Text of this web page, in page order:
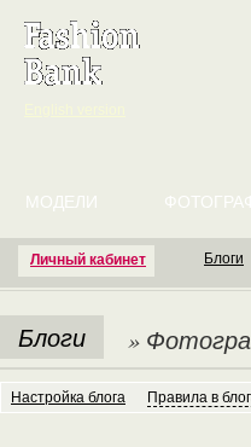
Личный кабинет
МОДЕЛИ
Блоги
Блоги »
Настройка блога Правила в